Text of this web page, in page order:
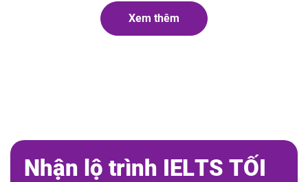
Xem thêm
Nhận lộ trình IELTS TỐI